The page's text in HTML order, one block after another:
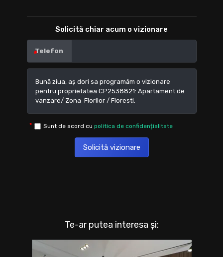
Solicită chiar acum o vizionare
Telefon
Sunt de acord cu politica de confidențialitate
Solicită vizionare
Te-ar putea interesa și: